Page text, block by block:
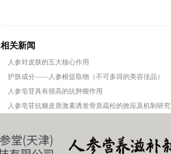
相关新闻
人参对皮肤的五大核心作用
护肤成分——人参根提取物（不可多得的美容佳品）
人参皂苷具有很高的抗肿瘤作用
人参皂苷抗糖皮质激素诱发骨质疏松的效应及机制研究